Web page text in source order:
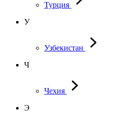
Турция
У
Узбекистан
Ч
Чехия
Э